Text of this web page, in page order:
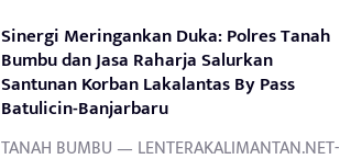
Sinergi Meringankan Duka: Polres Tanah
Bumbu dan Jasa Raharja Salurkan
Santunan Korban Lakalantas By Pass
Batulicin-Banjarbaru
TANAH BUMBU — LENTERAKALIMANTAN.NET-